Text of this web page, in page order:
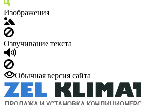
Изображения
Озвучивание текста
Обычная версия сайта